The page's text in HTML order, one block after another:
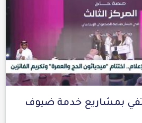
بمشاريع خدمة ضيوف